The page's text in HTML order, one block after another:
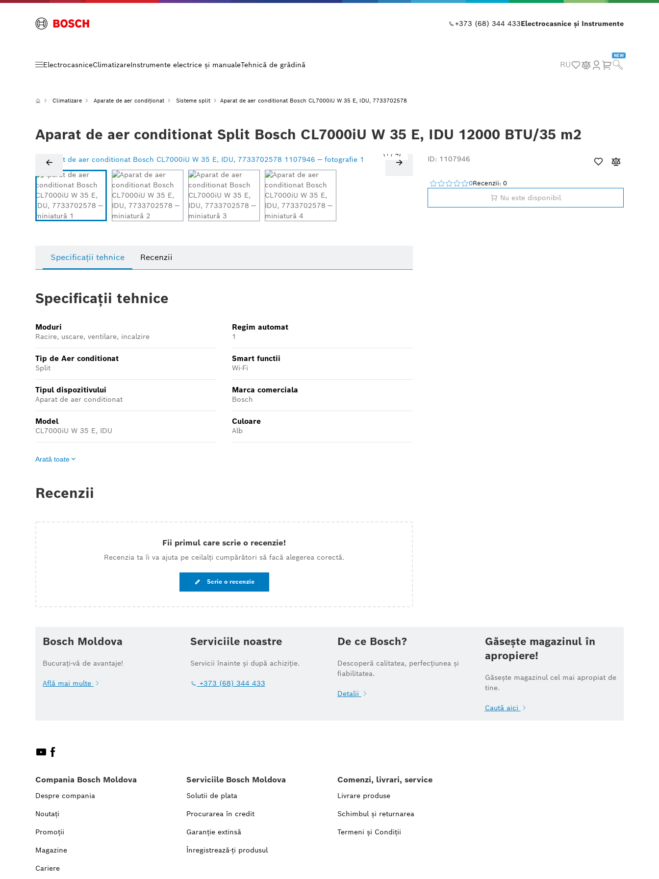
+373 (68) 344 433Electrocasnice și Instrumente
ElectrocasniceClimatizareInstrumente electrice și manualeTehnică de grădină RU
NEW
Climatizare Aparate de aer condiționat Sisteme split Aparat de aer conditionat Bosch CL7000iU W 35 E, IDU, 7733702578
Aparat de aer conditionat Split Bosch CL7000iU W 35 E, IDU 12000 BTU/35 m2
1 / 4
ID: 1107946
0Recenzii: 0
Nu este disponibil
Specificații tehnice Recenzii
Specificații tehnice
Moduri
Racire, uscare, ventilare, incalzire
Regim automat
1
Tip de Aer conditionat
Split
Smart functii
Wi-Fi
Tipul dispozitivului
Aparat de aer conditionat
Marca comerciala
Bosch
Model
CL7000iU W 35 E, IDU
Culoare
Alb
Arată toate
Recenzii
Fii primul care scrie o recenzie!
Recenzia ta îi va ajuta pe ceilalți cumpărători să facă alegerea corectă.
Scrie o recenzie
Bosch Moldova
Bucurați-vă de avantaje!
Află mai multe
Serviciile noastre
Servicii înainte și după achiziție.
+373 (68) 344 433
De ce Bosch?
Descoperă calitatea, perfecțiunea și
fiabilitatea.
Detalii
Găsește magazinul în
apropiere!
Găsește magazinul cel mai apropiat de
tine.
Caută aici
Compania Bosch Moldova
Despre compania
Noutați
Promoții
Magazine
Cariere
Serviciile Bosch Moldova
Solutii de plata
Procurarea în credit
Garanție extinsă
Înregistrează-ți produsul
Comenzi, livrari, service
Livrare produse
Schimbul și returnarea
Termeni și Condiții